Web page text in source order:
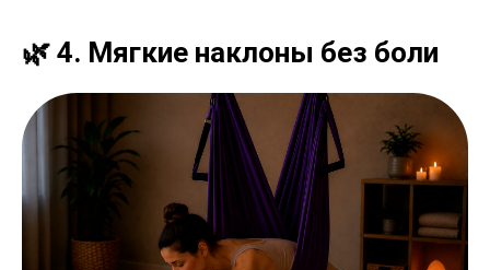
🌿 4. Мягкие наклоны без боли